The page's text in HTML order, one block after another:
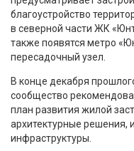
благоустройство
в северной части ЖК
также появятся метро
пересадочный узел.
В конце декабря
сообщество
план развития жилой
архитектурные решения,
инфраструктуры.